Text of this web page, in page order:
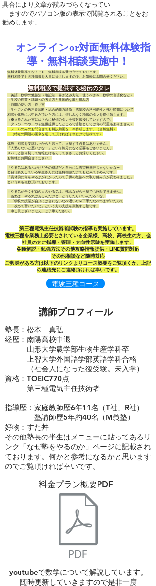
具合により文章が読みづらくなってい
ますのでパソコン版の表示で閲覧されることをお
勧めします。
オンラインor対面無料体験指
導・無料相談実施中！
無料体験指導でなくとも、無料相談も受け付けております。
無料相談でも各種情報を大量に提供しますので、お気軽にお問合せください。
無料相談で提供する秘伝のタレ
・英語・数学の勉強法（暗記法・書き込み方法・使うべき本・数学の言語化など）
・学校の授業・課題への考え方と具体的な取り組み方
・時間の使い方・作り方
・学生ごとの教科別診断・総合的能力診断・志望校合格可能性と残り時間について
相談や体験にお申込み頂いた方には、惜しみなく秘伝のタレを提供致します。
（※入塾された方にはさらに秘伝のタレを複数伝授していますので、
​ タレの一つや二つを無償提供したところで当塾としては何の問題もありません）
・メールのみのお問合せでも解説動画を一本作成します。（当然無料）
（特定の問題の画像を送って頂ければそれだけで結構です）
体験・相談を受講したからと言って、入塾する必要はありません。
「入塾しないと悪いかなー」という気分になる必要もございません。
スパっと割り切って情報だけもらってささっとお帰りください。
お気軽にお問合せください。
「やる気はあるんだけど今の成績だと自分には志望校無理じゃないかなー」
と自信喪失している学生さんには無料相談だけでも効果てきめんです。
「具体的に何をやるかがわかったので子供の勉強への取り組み方が変わりました」
という声も複数頂いております。
※やる気が全くゼロの人のやる気は、残念ながら当塾でも喚起できません。
当塾は「やる気はあるんだけど、どうしたらいいんだろうな」
「学校の授業が自分には合わないなor遅いなor下手だなorつまずいたので
改めて習いたいな」という方の支援を実施する塾です。
申し訳ございません。ご了承ください。
​第三種電気主任技術者試験の指導も実施しています。
電検三種を業務上必要とされている企業様、高校、高校生の方、会
社員の方に指導・管理・方向性示唆を実施します。
各種解説・勉強方法その他攻略情報提供・LINE質問対応
​その他相談など随時対応
​ご興味がある方は以下のリンクよりコース概要をご覧頂くか、上記
の連絡先にご連絡頂ければ幸いです。
電験三種コース
講師プロフィール
塾長：松本 真弘
経歴：南陽高校中退
山形大学農学部生物生産学科卒
上智大学外国語学部英語学科合格
（社会人になった後受験。未入学）
資格：TOEIC770点
​ 第三種電気主任技術者
指導歴：家庭教師歴6年11名（T社、R社）
​ 塾講師歴5年約40名（M義塾）
​好物：すた丼
その他塾長の半生はメニューに貼ってあるリ
ンク「なぜ塾をやるのか」ページに記載され
ております。何かと参考になるかと思います
のでご覧頂ければ幸いです。
​料金プラン概要PDF
youtubeで数学について解説しています。
​随時更新していきますので是非一度